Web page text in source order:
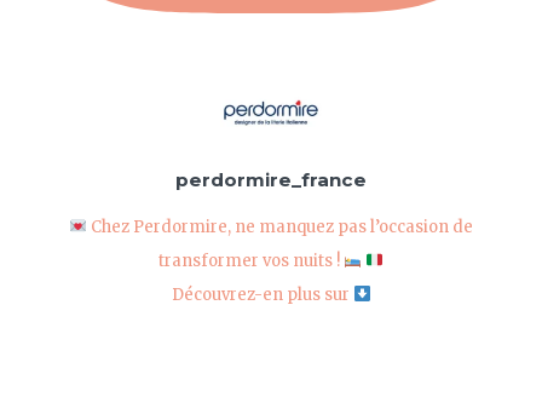
perdormire_france
Chez Perdormire, ne manquez pas l’occasion de
transformer vos nuits !
Découvrez-en plus sur